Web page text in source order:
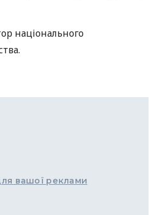
національного
вашої реклами